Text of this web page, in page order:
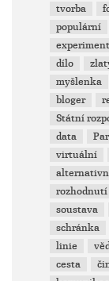
tvorba
populární
dílo
myšlenka
bloger
Státní
data
virtuální
rozhodnutí
soustava
schránka
linie
cesta